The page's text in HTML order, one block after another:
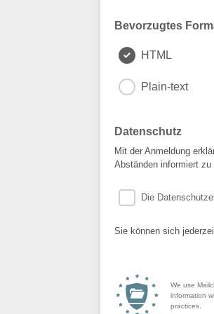
Bevorzugtes
HTML
Plain-text
Datenschutz
Mit der Anmeldung
Abständen informiert zu
Die
Sie können sich
We use
information
practices.